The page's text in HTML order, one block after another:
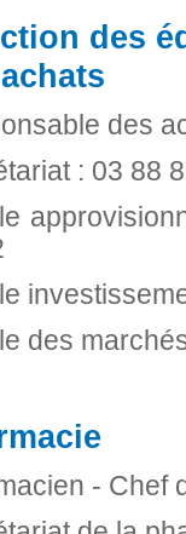
des
des
: 03 88
des
- Chef